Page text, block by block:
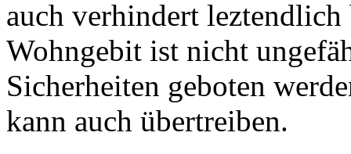
auch verhindert
Wohngebit ist nicht
Sicherheiten geboten
kann auch übertreiben.